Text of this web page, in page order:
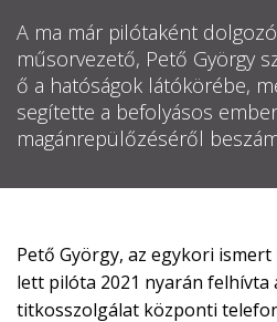




CSATLAKOZZ
A ma már pilótaként
műsorvezető, Pető György
ő a hatóságok látókörébe,
segítette a befolyásos
magánrepülőzéséről
Pető György, az egykori
lett pilóta 2021 nyarán felhívta
titkosszolgálat központi